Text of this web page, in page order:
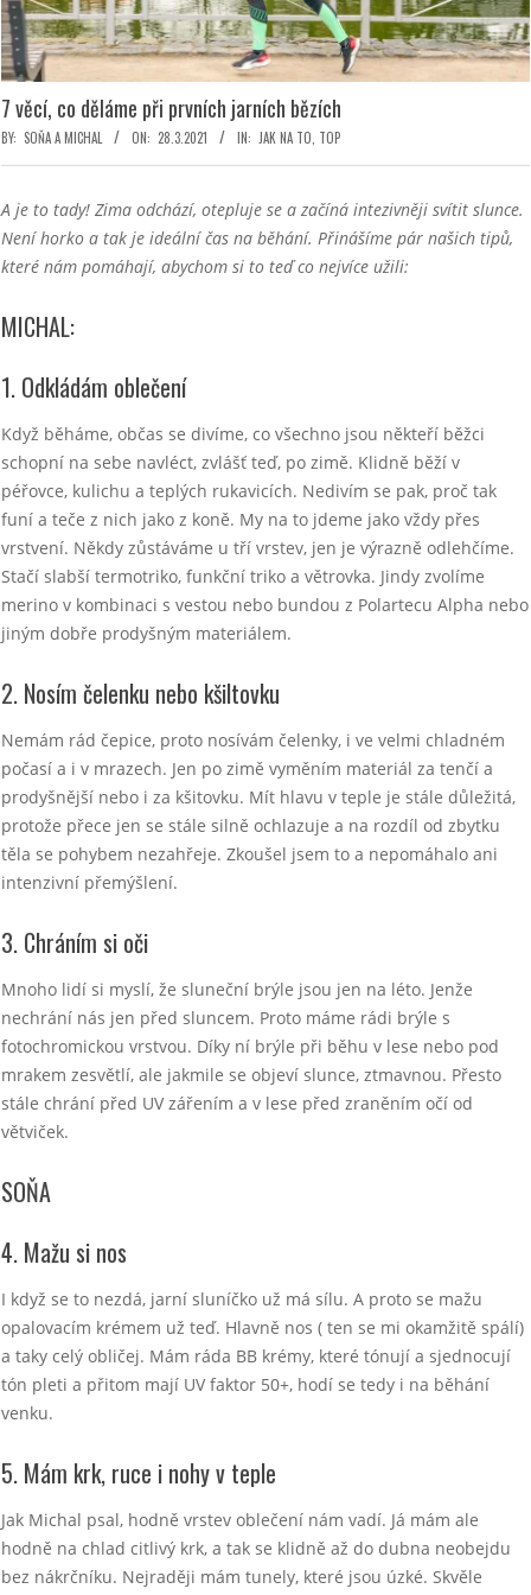
7 věcí, co děláme při prvních jarních bězích
BY: SOŇA A MICHAL ON: 28.3.2021 IN: JAK NA TO TOP
A je to tady! Zima odchází, otepluje se a začíná intezivněji svítit slunce.
Není horko a tak je ideální čas na běhání. Přinášíme pár našich tipů,
které nám pomáhají, abychom si to teď co nejvíce užili:
MICHAL:
1. Odkládám oblečení
Když běháme, občas se divíme, co všechno jsou někteří běžci
schopní na sebe navléct, zvlášť teď, po zimě. Klidně běží v
péřovce, kulichu a teplých rukavicích. Nedivím se pak, proč tak
funí a teče z nich jako z koně. My na to jdeme jako vždy přes
vrstvení. Někdy zůstáváme u tří vrstev, jen je výrazně odlehčíme.
Stačí slabší termotriko, funkční triko a větrovka. Jindy zvolíme
merino v kombinaci s vestou nebo bundou z Polartecu Alpha nebo
jiným dobře prodyšným materiálem.
2. Nosím čelenku nebo kšiltovku
Nemám rád čepice, proto nosívám čelenky, i ve velmi chladném
počasí a i v mrazech. Jen po zimě vyměním materiál za tenčí a
prodyšnější nebo i za kšitovku. Mít hlavu v teple je stále důležitá,
protože přece jen se stále silně ochlazuje a na rozdíl od zbytku
těla se pohybem nezahřeje. Zkoušel jsem to a nepomáhalo ani
intenzivní přemýšlení.
3. Chráním si oči
Mnoho lidí si myslí, že sluneční brýle jsou jen na léto. Jenže
nechrání nás jen před sluncem. Proto máme rádi brýle s
fotochromickou vrstvou. Díky ní brýle při běhu v lese nebo pod
mrakem zesvětlí, ale jakmile se objeví slunce, ztmavnou. Přesto
stále chrání před UV zářením a v lese před zraněním očí od
větviček.
SOŇA
4. Mažu si nos
I když se to nezdá, jarní sluníčko už má sílu. A proto se mažu
opalovacím krémem už teď. Hlavně nos ( ten se mi okamžitě spálí)
a taky celý obličej. Mám ráda BB krémy, které tónují a sjednocují
tón pleti a přitom mají UV faktor 50+, hodí se tedy i na běhání
venku.
5. Mám krk, ruce i nohy v teple
Jak Michal psal, hodně vrstev oblečení nám vadí. Já mám ale
hodně na chlad citlivý krk, a tak se klidně až do dubna neobejdu
bez nákrčníku. Nejraději mám tunely, které jsou úzké. Skvěle